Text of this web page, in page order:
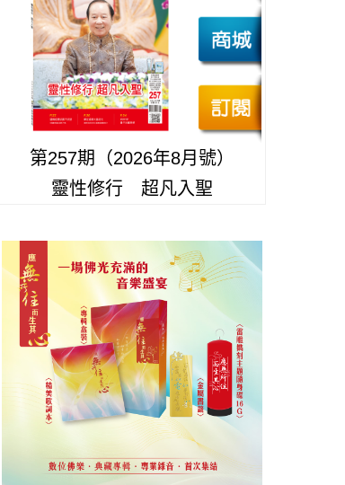
第257期（2026年8月號）
靈性修行 超凡入聖